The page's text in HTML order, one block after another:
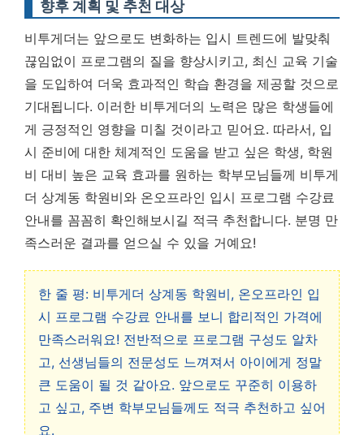
향후 계획 및 추천 대상
비투게더는 앞으로도 변화하는 입시 트렌드에 발맞춰
끊임없이 프로그램의 질을 향상시키고, 최신 교육 기술
을 도입하여 더욱 효과적인 학습 환경을 제공할 것으로
기대됩니다. 이러한 비투게더의 노력은 많은 학생들에
게 긍정적인 영향을 미칠 것이라고 믿어요. 따라서, 입
시 준비에 대한 체계적인 도움을 받고 싶은 학생, 학원
비 대비 높은 교육 효과를 원하는 학부모님들께 비투게
더 상계동 학원비와 온오프라인 입시 프로그램 수강료
안내를 꼼꼼히 확인해보시길 적극 추천합니다. 분명 만
족스러운 결과를 얻으실 수 있을 거예요!
한 줄 평: 비투게더 상계동 학원비, 온오프라인 입
시 프로그램 수강료 안내를 보니 합리적인 가격에
만족스러워요! 전반적으로 프로그램 구성도 알차
고, 선생님들의 전문성도 느껴져서 아이에게 정말
큰 도움이 될 것 같아요. 앞으로도 꾸준히 이용하
고 싶고, 주변 학부모님들께도 적극 추천하고 싶어
요.